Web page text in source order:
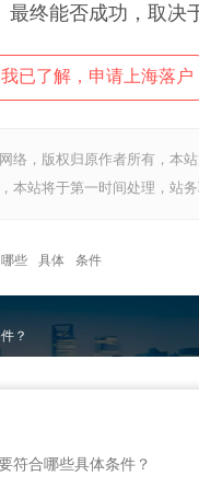
终能否成功，取决
我已了解，申请上海落户
络，版权归原作者所有，本
本站将于第一时间处理，站务
哪些 具体 条件
？
符合哪些具体条件？